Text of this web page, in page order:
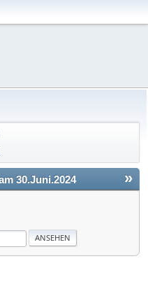
»
30.Juni.2024